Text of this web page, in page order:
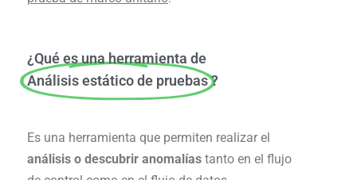
¿Qué es una herramienta de
Análisis estático de pruebas?
Es una herramienta que permiten realizar el
análisis o descubrir anomalías tanto en el flujo